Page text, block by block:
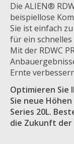
Die ALIEN®
beispiellose
Sie ist einfach
für ein
Mit der RDWC
Ernte
Optimieren Sie
Sie neue Höhen
Series 20L.
die Zukunft